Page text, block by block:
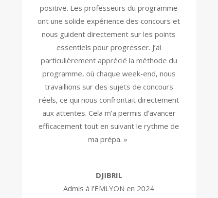
positive. Les professeurs du programme
ont une solide expérience des concours et
nous guident directement sur les points
essentiels pour progresser. J’ai
particulièrement apprécié la méthode du
programme, où chaque week-end, nous
travaillions sur des sujets de concours
réels, ce qui nous confrontait directement
aux attentes. Cela m’a permis d’avancer
efficacement tout en suivant le rythme de
ma prépa. »
DJIBRIL
Admis à l'EMLYON en 2024